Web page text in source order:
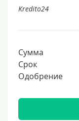
Kredito24
Сумма
Срок
Одобрение